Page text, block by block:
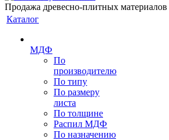
Продажа древесно-плитных
Каталог
МДФ
По
производителю
По типу
По размеру
листа
По толщине
Распил МДФ
По назначению